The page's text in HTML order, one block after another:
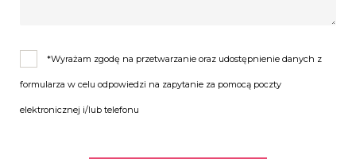
*Wyrażam zgodę na przetwarzanie oraz udostępnienie danych z
formularza w celu odpowiedzi na zapytanie za pomocą poczty
elektronicznej i/lub telefonu